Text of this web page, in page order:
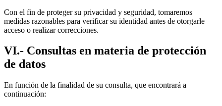
Con el fin de proteger su privacidad y seguridad, tomaremos
medidas razonables para verificar su identidad antes de otorgarle
acceso o realizar correcciones.
VI.- Consultas en materia de protección
de datos
En función de la finalidad de su consulta, que encontrará a
continuación: